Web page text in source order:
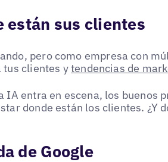
están sus clientes
pero como empresa con
tus clientes ytendencias de
IA entra en escena, los buenos
donde están los clientes. ¿Y
de Google